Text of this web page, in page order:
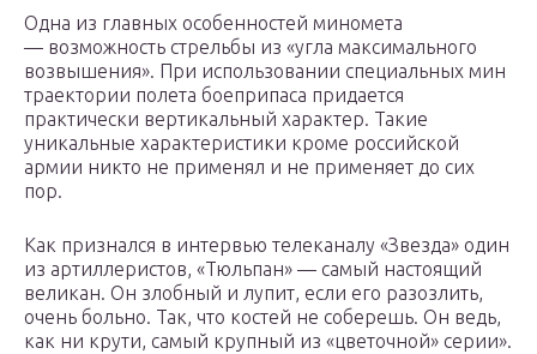
Одна из главных особенностей миномета
— возможность стрельбы из «угла максимального
возвышения». При использовании специальных мин
траектории полета боеприпаса придается
практически вертикальный характер. Такие
уникальные характеристики кроме российской
армии никто не применял и не применяет до сих
пор.
Как признался в интервью телеканалу «Звезда» один
из артиллеристов, «Тюльпан» — самый настоящий
великан. Он злобный и лупит, если его разозлить,
очень больно. Так, что костей не соберешь. Он ведь,
как ни крути, самый крупный из «цветочной» серии».